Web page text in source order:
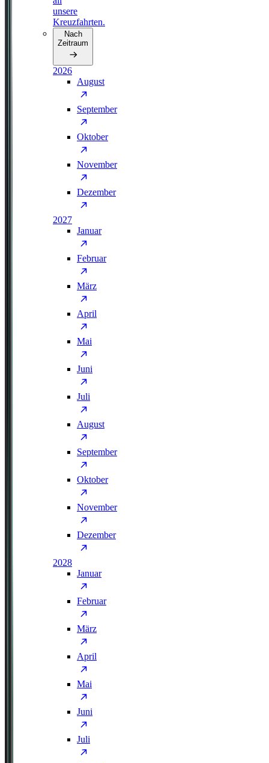
unsere
Kreuzfahrten.
Nach
Zeitraum
2026
August
September
Oktober
November
Dezember
2027
Januar
Februar
März
April
Mai
Juni
Juli
August
September
Oktober
November
Dezember
2028
Januar
Februar
März
April
Mai
Juni
Juli